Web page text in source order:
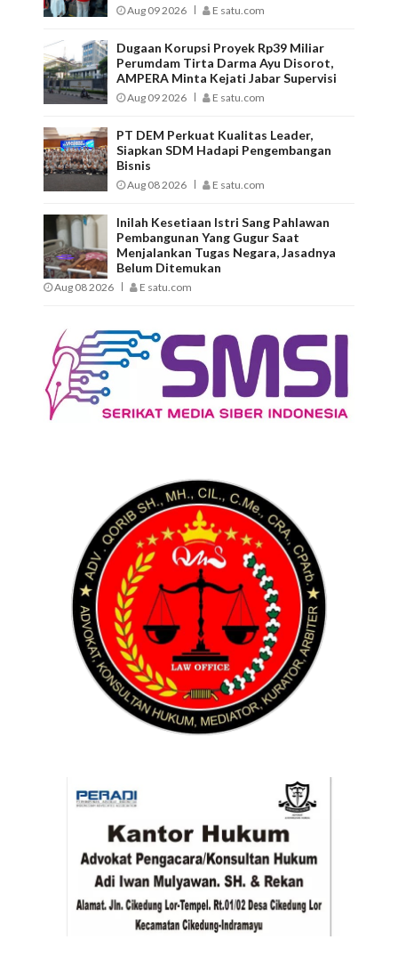
Aug 09 2026 E satu.com
Dugaan Korupsi Proyek Rp39 Miliar
Perumdam Tirta Darma Ayu Disorot,
AMPERA Minta Kejati Jabar Supervisi
Aug 09 2026 E satu.com
PT DEM Perkuat Kualitas Leader,
Siapkan SDM Hadapi Pengembangan
Bisnis
Aug 08 2026 E satu.com
Inilah Kesetiaan Istri Sang Pahlawan
Pembangunan Yang Gugur Saat
Menjalankan Tugas Negara, Jasadnya
Belum Ditemukan
Aug 08 2026 E satu.com